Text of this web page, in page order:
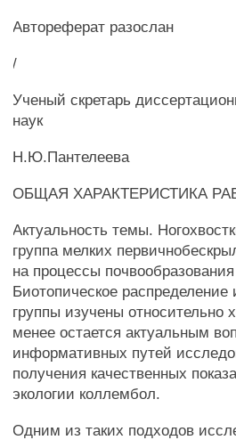
Автореферат разослан
/
Ученый скретарь
наук
Н.Ю.Пантелеева
ОБЩАЯ ХАРАКТЕРИСТИКА
Актуальность темы.
группа мелких
на процессы
Биотопическое распределение
группы изучены относительно
менее остается актуальным
информативных путей
получения качественных
экологии коллембол.
Одним из таких подходов